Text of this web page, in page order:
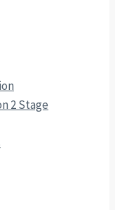
2 Stage